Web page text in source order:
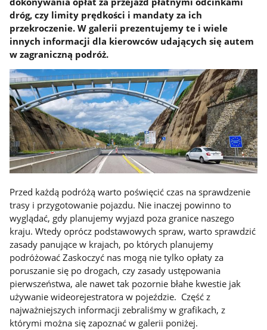
dróg, czy limity prędkości i mandaty za ich
przekroczenie. W galerii prezentujemy te i wiele
innych informacji dla kierowców udających się autem
w zagraniczną podróż.
Przed każdą podróżą warto poświęcić czas na sprawdzenie
trasy i przygotowanie pojazdu. Nie inaczej powinno to
wyglądać, gdy planujemy wyjazd poza granice naszego
kraju. Wtedy oprócz podstawowych spraw, warto sprawdzić
zasady panujące w krajach, po których planujemy
podróżować Zaskoczyć nas mogą nie tylko opłaty za
poruszanie się po drogach, czy zasady ustępowania
pierwszeństwa, ale nawet tak pozornie błahe kwestie jak
używanie wideorejestratora w pojeździe. Część z
najważniejszych informacji zebraliśmy w grafikach, z
którymi można się zapoznać w galerii poniżej.